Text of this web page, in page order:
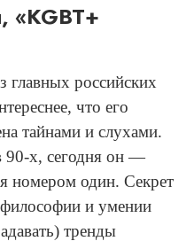
«KGBT+
главных российских
что его
тайнами и слухами.
90-х, сегодня он —
номером один. Секрет
философии и умении
тренды